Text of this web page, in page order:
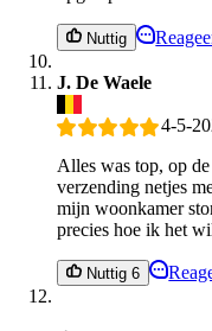
Nuttig
J. De Waele
4-5-
Alles was top, op
verzending netjes
mijn woonkamer
precies hoe ik het
Nuttig 6